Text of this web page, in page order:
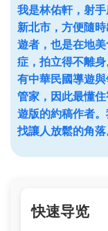
我是林佑軒，射
新北市，方便隨
遊者，也是在地
症，拍立得不離
有中華民國導遊
管家，因此最懂
遊版的約稿作者
找讓人放鬆的角落
快速导览